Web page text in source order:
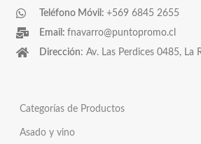
Teléfono Móvil: +569 6845 2655
Email: fnavarro@puntopromo.cl
Dirección: Av. Las Perdices 0485, La
Categorías de Productos
Asado y vino